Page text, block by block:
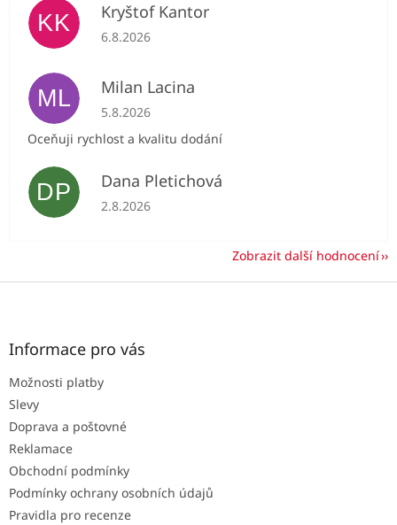
KK Kryštof Kantor
Hodnocení obchodu je 5 z 5 hvězdiček.
6.8.2026
ML Milan Lacina
Hodnocení obchodu je 5 z 5 hvězdiček.
5.8.2026
Oceňuji rychlost a kvalitu dodání
DP Dana Pletichová
Hodnocení obchodu je 5 z 5 hvězdiček.
2.8.2026
Zobrazit další hodnocení
Z
Informace pro vás
Možnosti platby
Slevy
Doprava a poštovné
Reklamace
Obchodní podmínky
Podmínky ochrany osobních údajů
Pravidla pro recenze